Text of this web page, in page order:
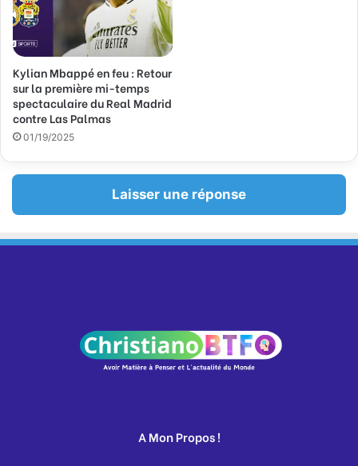
Kylian Mbappé en feu : Retour
sur la première mi-temps
spectaculaire du Real Madrid
contre Las Palmas
01/19/2025
Laisser une réponse
A Mon Propos !